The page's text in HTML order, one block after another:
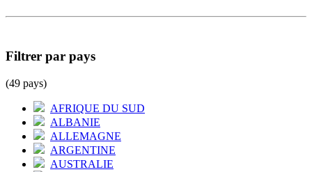
Filtrer par pays
(49 pays)
AFRIQUE DU SUD
ALBANIE
ALLEMAGNE
ARGENTINE
AUSTRALIE